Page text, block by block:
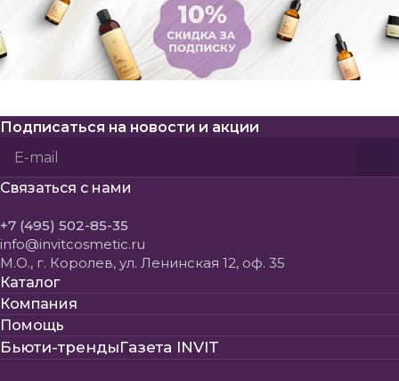
Подписаться на новости и акции
Политикой конфиденциальности
Связаться с нами
+7 (495) 502-85-35
info@invitcosmetic.ru
М.О., г. Королев, ул. Ленинская 12, оф. 35
Каталог
Компания
Помощь
Бьюти-трендыГазета INVIT